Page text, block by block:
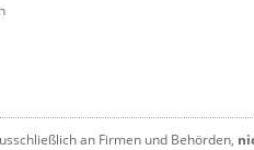
an Firmen und Behörden,